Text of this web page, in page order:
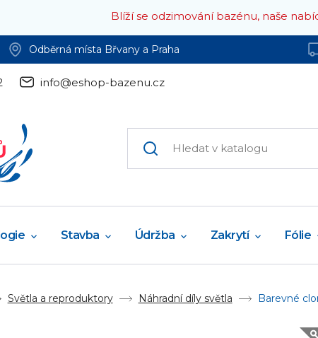
Blíží se odzimování bazénu, naše
Odběrná místa Břvany a Praha
info@eshop-bazenu.cz
Stavba Údržba Zakrytí Fólie
Světla a reproduktory Náhradní díly světla Barevné